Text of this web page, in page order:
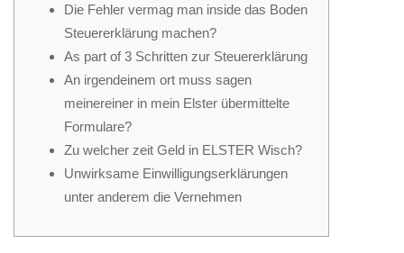
Finanzamt
hat
meine
Die Fehler vermag man inside das Boden
Steuererklärung machen?
As part of 3 Schritten zur Steuererklärung
An irgendeinem ort muss sagen
meinereiner in mein Elster übermittelte
Formulare?
Zu welcher zeit Geld in ELSTER Wisch?
Unwirksame Einwilligungserklärungen
unter anderem die Vernehmen